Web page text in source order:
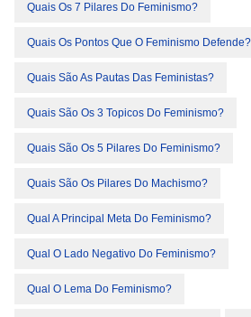
Quais Os 7 Pilares Do Feminismo?
Quais Os Pontos Que O Feminismo Defende?
Quais São As Pautas Das Feministas?
Quais São Os 3 Topicos Do Feminismo?
Quais São Os 5 Pilares Do Feminismo?
Quais São Os Pilares Do Machismo?
Qual A Principal Meta Do Feminismo?
Qual O Lado Negativo Do Feminismo?
Qual O Lema Do Feminismo?